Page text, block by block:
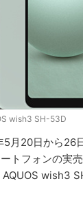
wish3 SH-53D
5月20日から26
トフォンの実
wish3